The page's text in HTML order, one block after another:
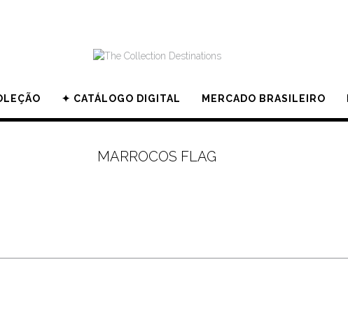
✦ CATÁLOGO DIGITAL MERCADO BRASILEIRO
MARROCOS FLAG